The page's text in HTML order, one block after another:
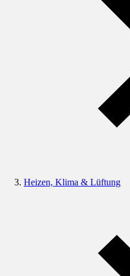
Heizen, Klima & Lüftung